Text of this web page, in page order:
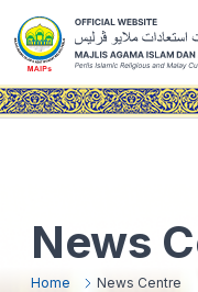
News
Home News Centre